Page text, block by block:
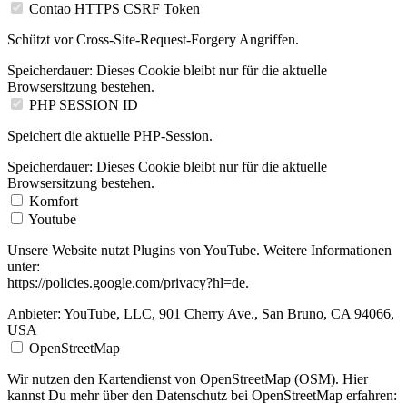
Contao HTTPS CSRF Token
Schützt vor Cross-Site-Request-Forgery Angriffen.
Speicherdauer: Dieses Cookie bleibt nur für die aktuelle
Browsersitzung bestehen.
PHP SESSION ID
Speichert die aktuelle PHP-Session.
Speicherdauer: Dieses Cookie bleibt nur für die aktuelle
Browsersitzung bestehen.
Komfort
Youtube
Unsere Website nutzt Plugins von YouTube. Weitere Informationen
unter:
https://policies.google.com/privacy?hl=de.
Anbieter: YouTube, LLC, 901 Cherry Ave., San Bruno, CA 94066,
USA
OpenStreetMap
Wir nutzen den Kartendienst von OpenStreetMap (OSM). Hier
kannst Du mehr über den Datenschutz bei OpenStreetMap erfahren: